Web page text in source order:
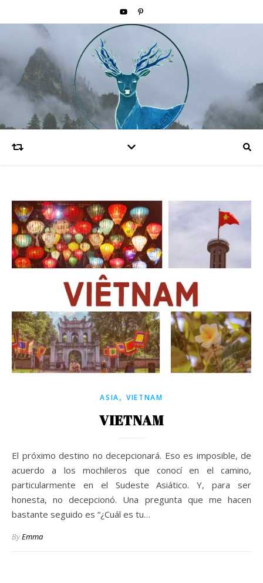
ASIA, VIETNAM
VIETNAM
El próximo destino no decepcionará. Eso es imposible, de
acuerdo a los mochileros que conocí en el camino,
particularmente en el Sudeste Asiático. Y, para ser
honesta, no decepcionó. Una pregunta que me hacen
bastante seguido es “¿Cuál es tu…
ByEmma